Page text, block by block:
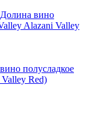
полусладкое
Red)